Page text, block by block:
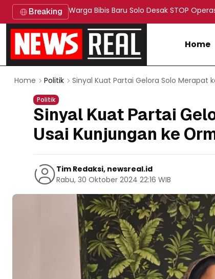
Breaking Warga Bibis Baru Solo Desak STOP
Home
Home Politik Sinyal Kuat Partai Gelora Solo Merapat
Politik
Sinyal Kuat Partai
Usai Kunjungan ke
Tim Redaksi, newsreal.id
Rabu, 30 Oktober 2024 22:16 WIB